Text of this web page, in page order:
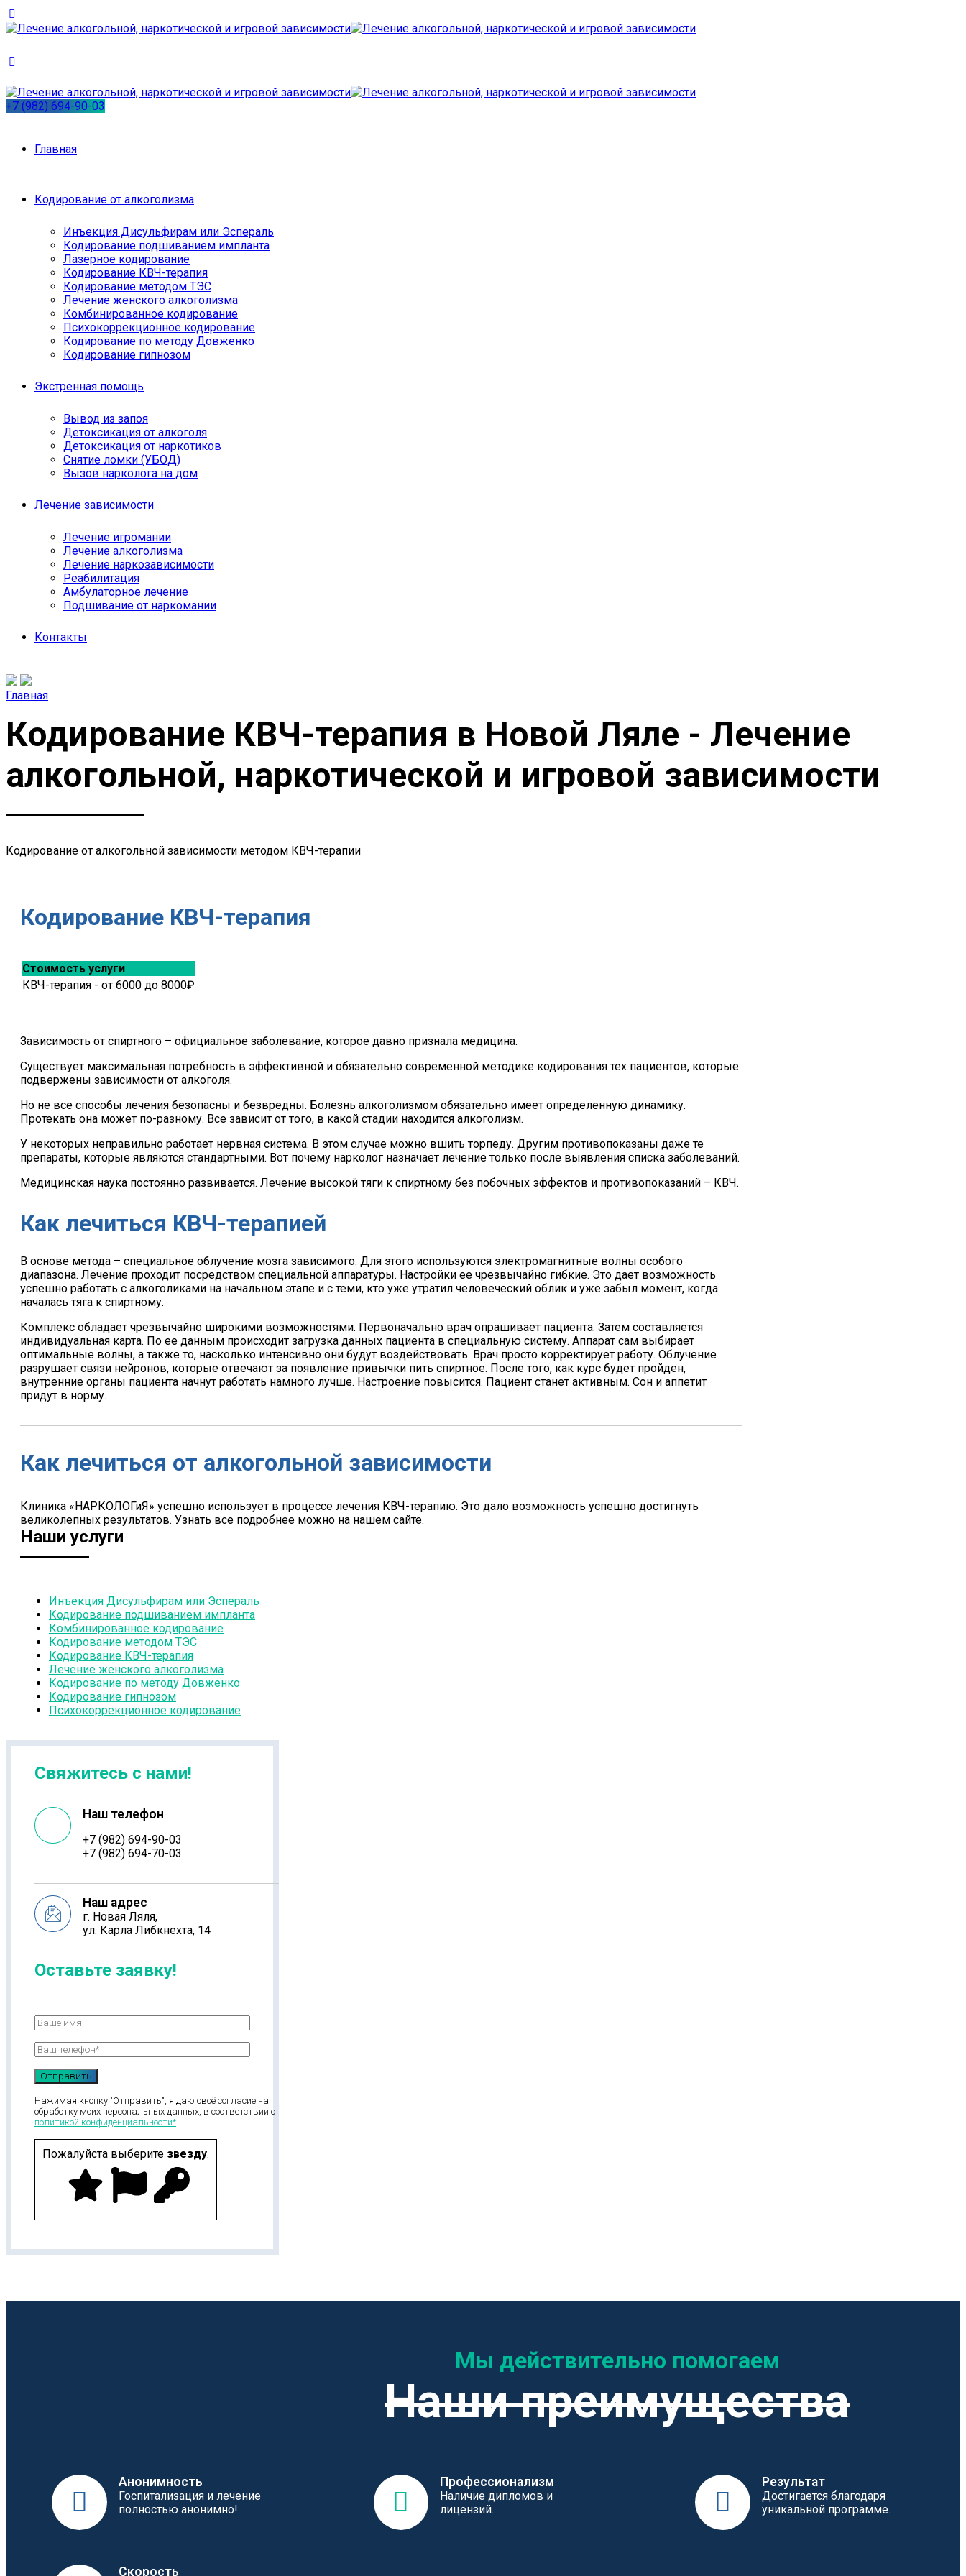
+7 (982) 694-90-03
Главная
Кодирование от алкоголизма
Инъекция Дисульфирам или Эспераль
Кодирование подшиванием импланта
Лазерное кодирование
Кодирование КВЧ-терапия
Кодирование методом ТЭС
Лечение женского алкоголизма
Комбинированное кодирование
Психокоррекционное кодирование
Кодирование по методу Довженко
Кодирование гипнозом
Экстренная помощь
Вывод из запоя
Детоксикация от алкоголя
Детоксикация от наркотиков
Снятие ломки (УБОД)
Вызов нарколога на дом
Лечение зависимости
Лечение игромании
Лечение алкоголизма
Лечение наркозависимости
Реабилитация
Амбулаторное лечение
Подшивание от наркомании
Контакты
Главная
Кодирование КВЧ-терапия в Новой Ляле - Лечение
алкогольной, наркотической и игровой зависимости
Кодирование от алкогольной зависимости методом КВЧ-терапии
Кодирование КВЧ-терапия
Стоимость услуги
КВЧ-терапия - от 6000 до 8000₽
Зависимость от спиртного – официальное заболевание, которое давно признала медицина.
Существует максимальная потребность в эффективной и обязательно современной методике кодирования тех пациентов, которые
подвержены зависимости от алкоголя.
Но не все способы лечения безопасны и безвредны. Болезнь алкоголизмом обязательно имеет определенную динамику.
Протекать она может по-разному. Все зависит от того, в какой стадии находится алкоголизм.
У некоторых неправильно работает нервная система. В этом случае можно вшить торпеду. Другим противопоказаны даже те
препараты, которые являются стандартными. Вот почему нарколог назначает лечение только после выявления списка заболеваний.
Медицинская наука постоянно развивается. Лечение высокой тяги к спиртному без побочных эффектов и противопоказаний – КВЧ.
Как лечиться КВЧ-терапией
В основе метода – специальное облучение мозга зависимого. Для этого используются электромагнитные волны особого
диапазона. Лечение проходит посредством специальной аппаратуры. Настройки ее чрезвычайно гибкие. Это дает возможность
успешно работать с алкоголиками на начальном этапе и с теми, кто уже утратил человеческий облик и уже забыл момент, когда
началась тяга к спиртному.
Комплекс обладает чрезвычайно широкими возможностями. Первоначально врач опрашивает пациента. Затем составляется
индивидуальная карта. По ее данным происходит загрузка данных пациента в специальную систему. Аппарат сам выбирает
оптимальные волны, а также то, насколько интенсивно они будут воздействовать. Врач просто корректирует работу. Облучение
разрушает связи нейронов, которые отвечают за появление привычки пить спиртное. После того, как курс будет пройден,
внутренние органы пациента начнут работать намного лучше. Настроение повысится. Пациент станет активным. Сон и аппетит
придут в норму.
Как лечиться от алкогольной зависимости
Клиника «НАРКОЛОГиЯ» успешно использует в процессе лечения КВЧ-терапию. Это дало возможность успешно достигнуть
великолепных результатов. Узнать все подробнее можно на нашем сайте.
Наши услуги
Инъекция Дисульфирам или Эспераль
Кодирование подшиванием импланта
Комбинированное кодирование
Кодирование методом ТЭС
Кодирование КВЧ-терапия
Лечение женского алкоголизма
Кодирование по методу Довженко
Кодирование гипнозом
Психокоррекционное кодирование
Свяжитесь с нами!
Наш телефон
+7 (982) 694-90-03
+7 (982) 694-70-03
Наш адрес
г. Новая Ляля,
ул. Карла Либкнехта, 14
Оставьте заявку!
Нажимая кнопку "Отправить", я даю своё согласие на
обработку моих персональных данных, в соответствии с
политикой конфиденциальности*
Пожалуйста выберите звезду.
Мы действительно помогаем
Наши преимущества
Анонимность
Госпитализация и лечение
полностью анонимно!
Профессионализм
Наличие дипломов и
лицензий.
Результат
Достигается благодаря
уникальной программе.
Скорость